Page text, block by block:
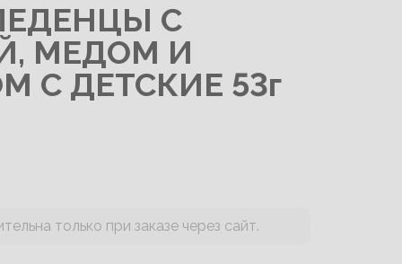
С
МЕДОМ И
С ДЕТСКИЕ 53г
только при заказе через сайт.